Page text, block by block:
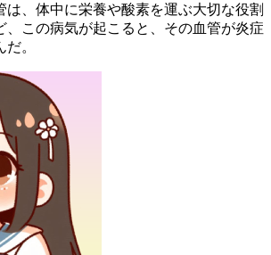
は、体中に栄養や酸素を運ぶ大切な役割
、この病気が起こると、その血管が炎症
。